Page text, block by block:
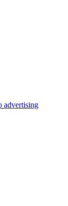
advertising